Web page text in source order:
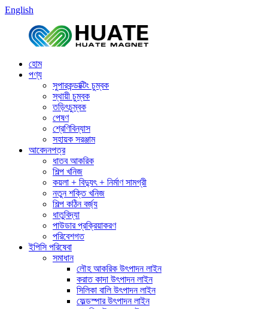
English
হোম
পণ্য
সুপারকন্ডাক্টিং চুম্বক
স্থায়ী চুম্বক
তড়িৎচুম্বক
পেষণ
শ্রেণিবিন্যাস
সহায়ক সরঞ্জাম
আবেদনপত্র
ধাতব আকরিক
শিল্প খনিজ
কয়লা + বিদ্যুৎ + নির্মাণ সামগ্রী
নতুন শক্তি খনিজ
শিল্প কঠিন বর্জ্য
ধাতুবিদ্যা
পাউডার প্রক্রিয়াকরণ
পরিবেশগত
ইপিসি পরিষেবা
সমাধান
লৌহ আকরিক উৎপাদন লাইন
করাত কাদা উৎপাদন লাইন
সিলিকা বালি উৎপাদন লাইন
ফেল্ডস্পার উৎপাদন লাইন